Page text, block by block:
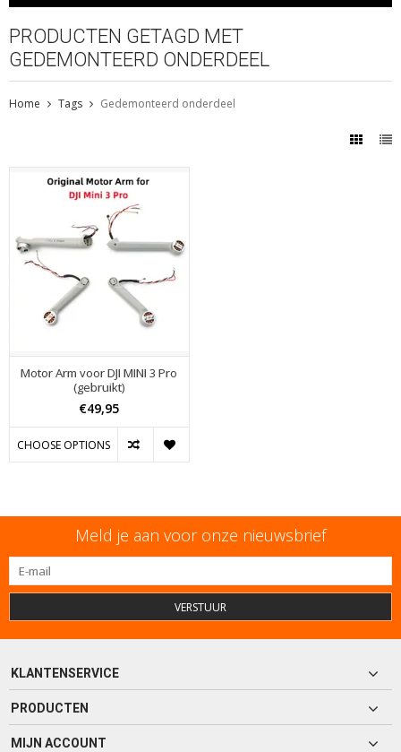
PRODUCTEN GETAGD MET
GEDEMONTEERD ONDERDEEL
Home Tags Gedemonteerd onderdeel
Motor Arm voor DJI MINI 3 Pro
(gebruikt)
€49,95
CHOOSE OPTIONS
Meld je aan voor onze nieuwsbrief
VERSTUUR
KLANTENSERVICE
PRODUCTEN
MIJN ACCOUNT